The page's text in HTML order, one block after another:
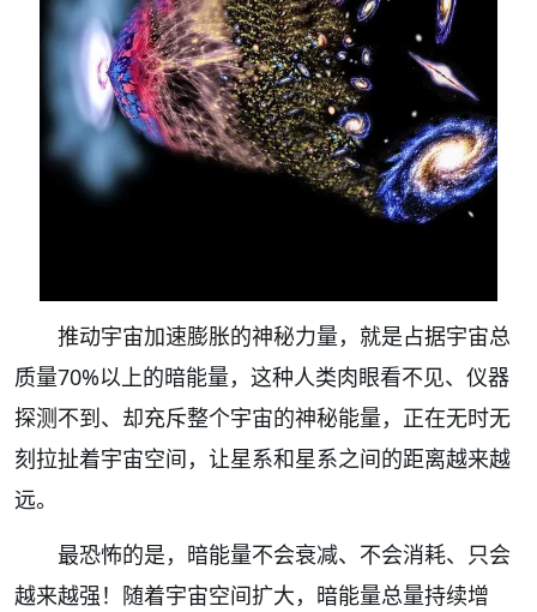
推动宇宙加速膨胀的神秘力量，就是占据宇宙总
质量70%以上的暗能量，这种人类肉眼看不见、仪器
探测不到、却充斥整个宇宙的神秘能量，正在无时无
刻拉扯着宇宙空间，让星系和星系之间的距离越来越
远。
最恐怖的是，暗能量不会衰减、不会消耗、只会
越来越强！随着宇宙空间扩大，暗能量总量持续增